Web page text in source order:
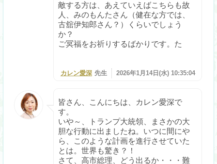
敵する方は、あえていえばこちらも故
人、みのもんたさん（健在な方では、
古舘伊知郎さん？）くらいでしょう
か？
ご冥福をお祈りするばかりです。た
カレン愛深 先生 2026年1月14日(水) 10:35:04
皆さん、こんにちは、カレン愛深で
す。
いや～、トランプ大統領、まさかの大
胆な行動に出ましたね。いつに間にや
ら、このような計画を進行させていた
とは。世界も驚き？！
さて、高市総理、どう出るか・・・難